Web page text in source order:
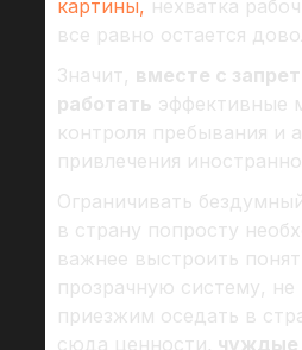
картины, нехватка
все равно остается
Значит, вместе с
работать эффективные
контроля пребывания и
привлечения
Ограничивать
в страну попросту
важнее выстроить
прозрачную систему,
приезжим оседать в
сюда ценности, чуждые